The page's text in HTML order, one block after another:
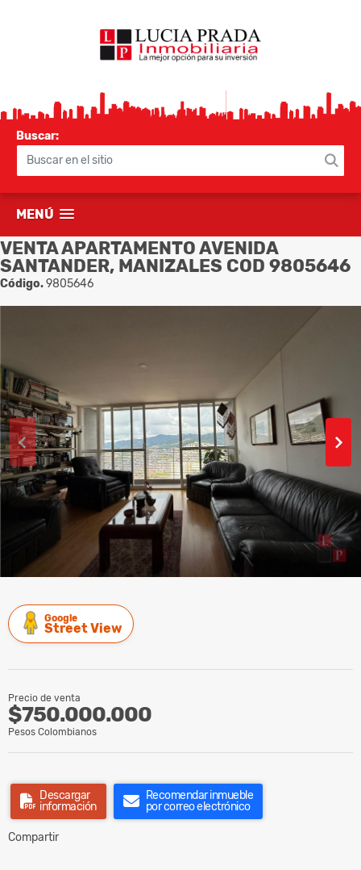
Buscar:
MENÚ
VENTA APARTAMENTO AVENIDA
SANTANDER, MANIZALES COD 9805646
Código.9805646
Google
Street View
Precio de venta
$750.000.000
Pesos Colombianos
Descargar
información
Recomendar inmueble
por correo electrónico
Compartir